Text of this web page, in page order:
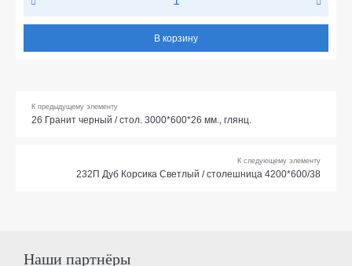
В корзину
К предыдущему элементу
26 Гранит черный / стол. 3000*600*26 мм., глянц.
К следующему элементу
232П Дуб Корсика Светлый / столешница 4200*600/38
Наши партнёры